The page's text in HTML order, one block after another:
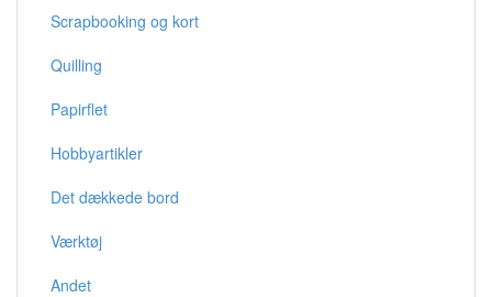
Scrapbooking og kort
Quilling
Papirflet
Hobbyartikler
Det dækkede bord
Værktøj
Andet